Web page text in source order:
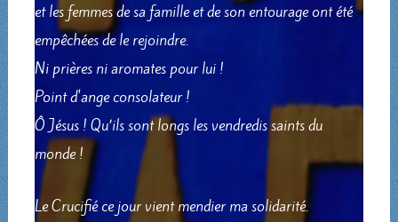
et les femmes de sa famille et de son entourage ont été
empêchées de le rejoindre.
Ni prières ni aromates pour lui !
Point d'ange consolateur !
Ô Jésus ! Qu’ils sont longs les vendredis saints du
monde !
Le Crucifié ce jour vient mendier ma solidarité.